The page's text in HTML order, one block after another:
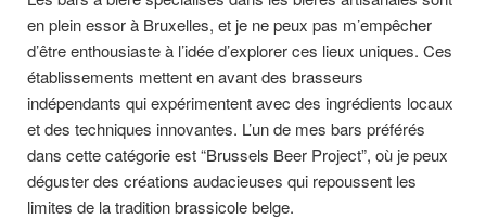
en plein essor à Bruxelles, et je ne peux pas m’empêcher
d’être enthousiaste à l’idée d’explorer ces lieux uniques. Ces
établissements mettent en avant des brasseurs
indépendants qui expérimentent avec des ingrédients locaux
et des techniques innovantes. L’un de mes bars préférés
dans cette catégorie est “Brussels Beer Project”, où je peux
déguster des créations audacieuses qui repoussent les
limites de la tradition brassicole belge.